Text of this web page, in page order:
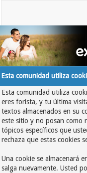
Esta comunidad utiliza
Esta comunidad utiliza
eres forista, y tu última
textos almacenados en su
este sitio y no posan como
tópicos específicos que
rechaza que estas cookies
Una cookie se almacenará
salga nuevamente. Usted